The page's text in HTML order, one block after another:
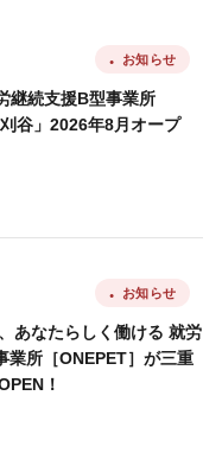
継続支援B型事業所
刈谷」2026年8月オープ
お知らせ
あなたらしく働ける 就労
業所［ONEPET］が三重
！
お知らせ